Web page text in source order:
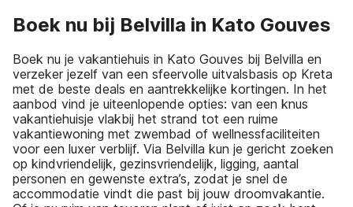
Boek nu bij Belvilla in Kato Gouves
Boek nu je vakantiehuis in Kato Gouves bij Belvilla en
verzeker jezelf van een sfeervolle uitvalsbasis op Kreta
met de beste deals en aantrekkelijke kortingen. In het
aanbod vind je uiteenlopende opties: van een knus
vakantiehuisje vlakbij het strand tot een ruime
vakantiewoning met zwembad of wellnessfaciliteiten
voor een luxer verblijf. Via Belvilla kun je gericht zoeken
op kindvriendelijk, gezinsvriendelijk, ligging, aantal
personen en gewenste extra’s, zodat je snel de
accommodatie vindt die past bij jouw droomvakantie.